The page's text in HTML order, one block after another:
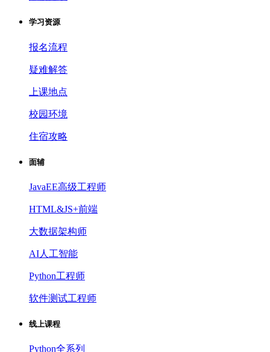
学习资源
报名流程
疑难解答
上课地点
校园环境
住宿攻略
面辅
JavaEE高级工程师
HTML&JS+前端
大数据架构师
AI人工智能
Python工程师
软件测试工程师
线上课程
Python全系列